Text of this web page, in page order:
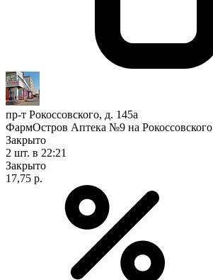
пр-т Рокоссовского, д. 145а
ФармОстров Аптека №9 на Рокоссовского
Закрыто
2 шт. в 22:21
Закрыто
17,75 р.